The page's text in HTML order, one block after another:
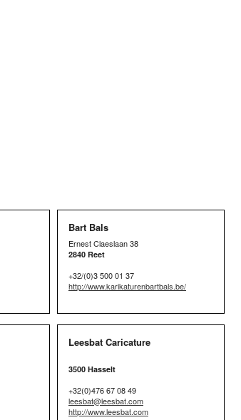
Bart Bals
Ernest Claeslaan 38
2840 Reet
+32/(0)3 500 01 37
http://www.karikaturenbartbals.be/
Leesbat Caricature
3500 Hasselt
+32(0)476 67 08 49
leesbat@leesbat.com
http://www.leesbat.com